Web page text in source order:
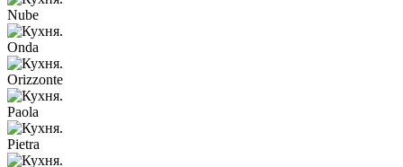
Nube
Onda
Orizzonte
Paola
Pietra